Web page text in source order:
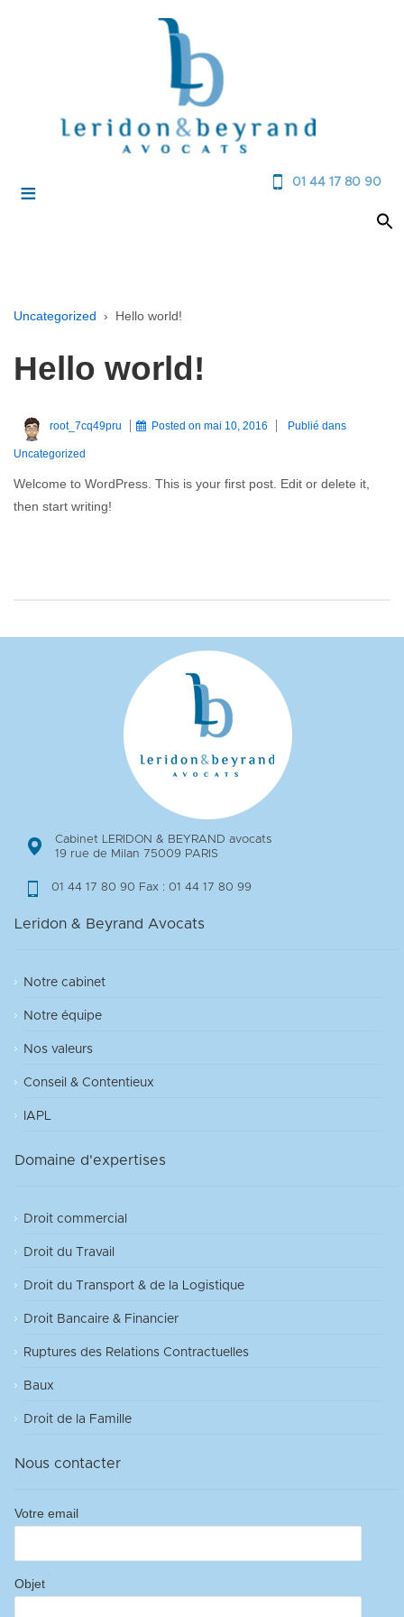
≡ 01 44 17 80 90
Uncategorized › Hello world!
Hello world!
root_7cq49pru Posted onmai 10, 2016 Publié dans
Uncategorized
Welcome to WordPress. This is your first post. Edit or delete it,
then start writing!
Cabinet LERIDON & BEYRAND avocats
19 rue de Milan 75009 PARIS
01 44 17 80 90 Fax : 01 44 17 80 99
Leridon & Beyrand Avocats
Notre cabinet
Notre équipe
Nos valeurs
Conseil & Contentieux
IAPL
Domaine d'expertises
Droit commercial
Droit du Travail
Droit du Transport & de la Logistique
Droit Bancaire & Financier
Ruptures des Relations Contractuelles
Baux
Droit de la Famille
Nous contacter
Votre email
Objet